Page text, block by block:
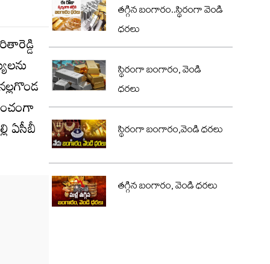
ఏసీబీ
తగ్గిన బంగారం..స్థిరంగా వెండి
ధరలు
స్థిరంగా బంగారం, వెండి
ధరలు
స్థిరంగా బంగారం,వెండి ధరలు
తగ్గిన బంగారం, వెండి ధరలు